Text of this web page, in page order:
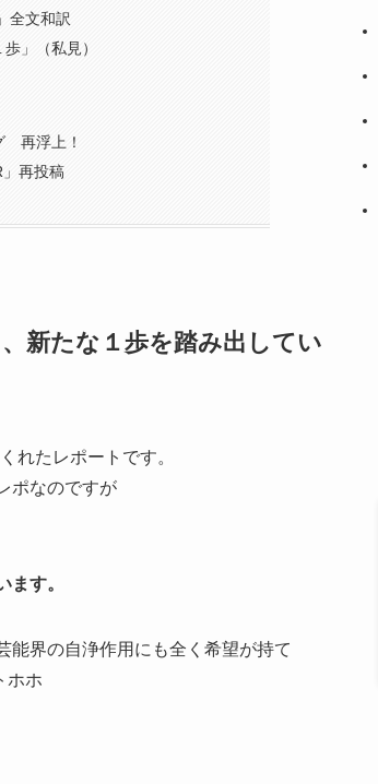
全文和訳
」（私見）
再浮上！
再投稿
新たな１歩を踏み出してい
たレポートです。
ポなのですが
す。
界の自浄作用にも全く希望が持て
ホホ